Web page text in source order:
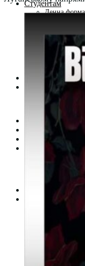
Студентам
Денна
Центр
Центр
Вступникам
Міжнародне
Міжнародне
Міжнародне
Угоди та
Контакти
Публічність
Форма заяви
Перелік
Майстри
Про формальну,